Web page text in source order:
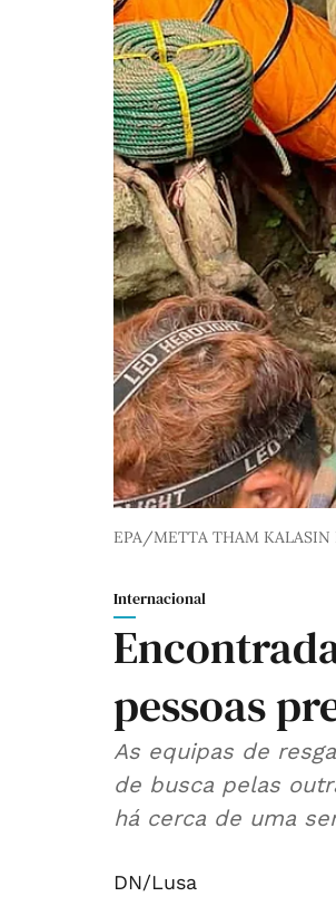
EPA/METTA THAM KALASIN
Internacional
pessoas
As equipas de
de busca pelas
há cerca de uma
DN/Lusa